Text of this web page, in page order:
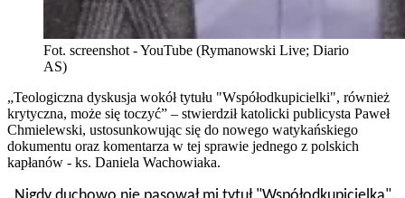
Fot. screenshot - YouTube (Rymanowski Live; Diario
AS)
„Teologiczna dyskusja wokół tytułu "Współodkupicielki", również
krytyczna, może się toczyć” – stwierdził katolicki publicysta Paweł
Chmielewski, ustosunkowując się do nowego watykańskiego
dokumentu oraz komentarza w tej sprawie jednego z polskich
kapłanów - ks. Daniela Wachowiaka.